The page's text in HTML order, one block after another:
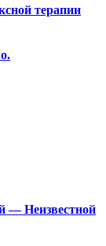
терапии
— Неизвестной